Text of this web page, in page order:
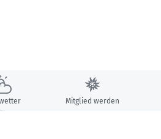
Mitglied werden